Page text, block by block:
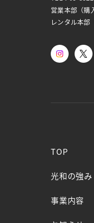
営業本部（購
レンタル本部
TOP
光和の強み
事業内容